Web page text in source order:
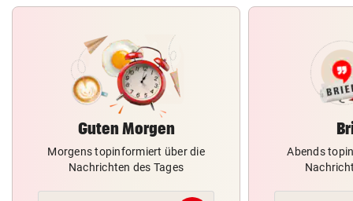
Guten Morgen
Morgens topinformiert über die
Nachrichten des Tages
Abends